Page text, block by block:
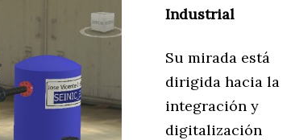
Industrial
Su mirada está
dirigida hacia la
integración y
digitalización